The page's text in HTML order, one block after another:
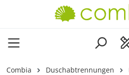
Zum Hauptinhalt springen
Combia Duschabtrennungen